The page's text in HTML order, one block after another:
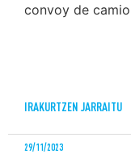
convoy de
IRAKURTZEN JARRAITU
29/11/2023